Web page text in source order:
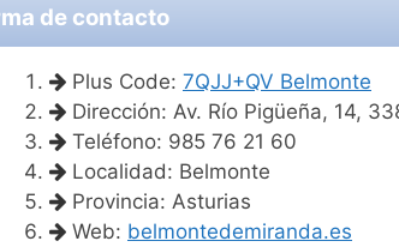
de contacto
Plus Code: 7QJJ+QV Belmonte
Dirección: Av. Río Pigüeña, 14,
Teléfono: 985 76 21 60
Localidad: Belmonte
Provincia: Asturias
Web: belmontedemiranda.es